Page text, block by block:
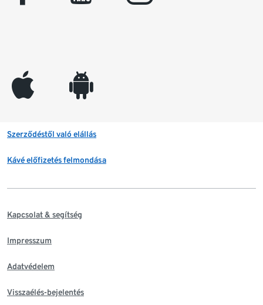
appleinc android
Szerződéstől való elállás
Kávé előfizetés felmondása
Kapcsolat & segítség
Impresszum
Adatvédelem
Visszaélés-bejelentés